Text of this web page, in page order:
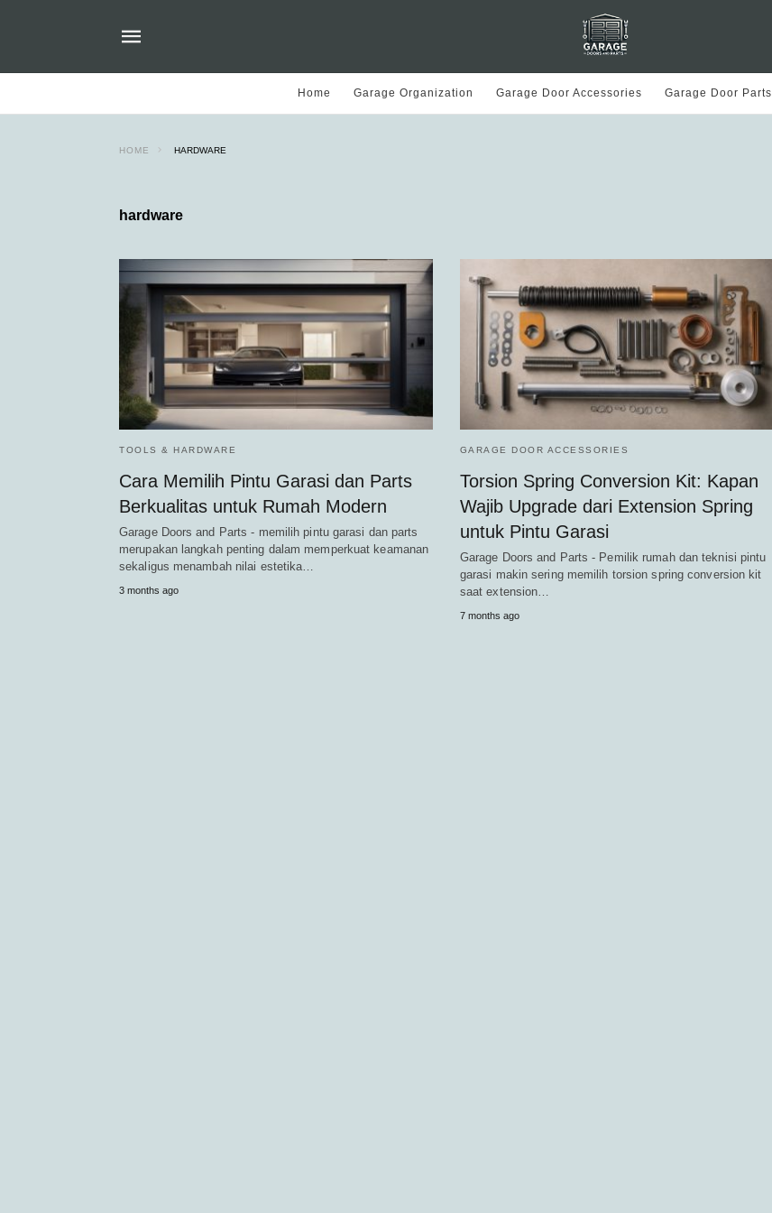
Home Garage Organization Garage Door Accessories Garage Door Parts
HOME HARDWARE
hardware
TOOLS & HARDWARE
Cara Memilih Pintu Garasi dan Parts
Berkualitas untuk Rumah Modern
Garage Doors and Parts - memilih pintu garasi dan parts
merupakan langkah penting dalam memperkuat keamanan
sekaligus menambah nilai estetika…
3 months ago
GARAGE DOOR ACCESSORIES
Torsion Spring Conversion Kit: Kapan
Wajib Upgrade dari Extension Spring
untuk Pintu Garasi
Garage Doors and Parts - Pemilik rumah dan teknisi pintu
garasi makin sering memilih torsion spring conversion kit
saat extension…
7 months ago